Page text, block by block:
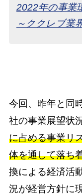
2022年の事業
～ククレブ業
今回、昨年と同
社の事業展望状
に占める事業リ
体を通して落ち
換による経済活
況が経営方針に